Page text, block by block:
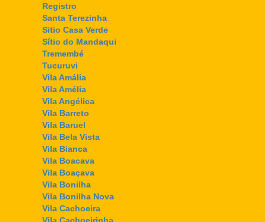
Registro
Santa Terezinha
Sitio Casa Verde
Sítio do Mandaqui
Tremembé
Tucuruvi
Vila Amália
Vila Amélia
Vila Angélica
Vila Barreto
Vila Baruel
Vila Bela Vista
Vila Bianca
Vila Boacava
Vila Boaçava
Vila Bonilha
Vila Bonilha Nova
Vila Cachoeira